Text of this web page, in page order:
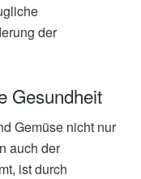
der
Gesundheit
Gemüse nicht nur
auch der
ist durch